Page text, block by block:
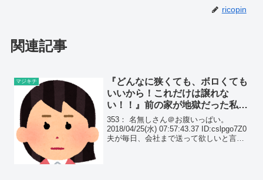
ricopin
関連記事
マジキチ
『どんなに狭くても、ボロくても
いいから！これだけは譲れな
い！！』前の家が地獄だった私
が、新居を探す際に旦那に出した
ある条件とは…
353： 名無しさん＠お腹いっぱい。
2018/04/25(水) 07:57:43.37 ID:cslpgo7Z0
夫が毎日、会社まで送って欲しいと言っ